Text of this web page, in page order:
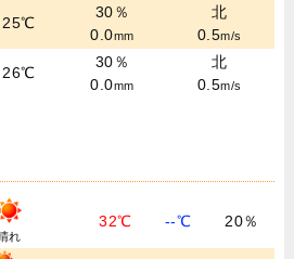
25℃
30％
0.0mm
北
0.5m/s
26℃
30％
0.0mm
北
0.5m/s
れ
32℃ --℃ 20％